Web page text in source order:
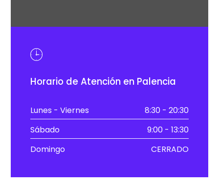
Horario de Atención en Palencia
Lunes - Viernes
8:30 - 20:30
Sábado
9:00 - 13:30
Domingo
CERRADO